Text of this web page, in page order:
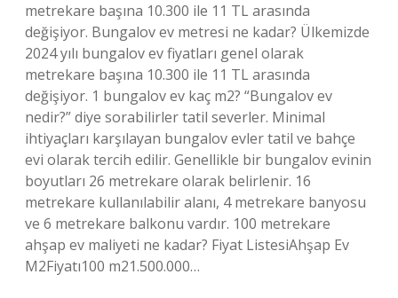
metrekare başına 10.300 ile 11 TL arasında
değişiyor. Bungalov ev metresi ne kadar? Ülkemizde
2024 yılı bungalov ev fiyatları genel olarak
metrekare başına 10.300 ile 11 TL arasında
değişiyor. 1 bungalov ev kaç m2? “Bungalov ev
nedir?” diye sorabilirler tatil severler. Minimal
ihtiyaçları karşılayan bungalov evler tatil ve bahçe
evi olarak tercih edilir. Genellikle bir bungalov evinin
boyutları 26 metrekare olarak belirlenir. 16
metrekare kullanılabilir alanı, 4 metrekare banyosu
ve 6 metrekare balkonu vardır. 100 metrekare
ahşap ev maliyeti ne kadar? Fiyat ListesiAhşap Ev
M2Fiyatı100 m21.500.000…